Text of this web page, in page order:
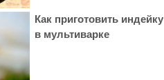
Как приготовить индейку
в мультиварке